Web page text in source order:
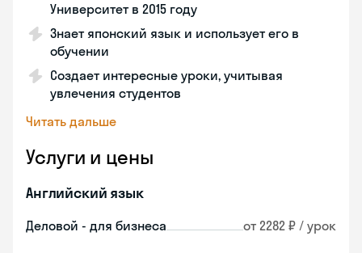
Университет в 2015 году
Знает японский язык и использует его в
обучении
Создает интересные уроки, учитывая
увлечения студентов
Читать дальше
Услуги и цены
Английский язык
Деловой - для бизнеса от 2282 ₽ / урок